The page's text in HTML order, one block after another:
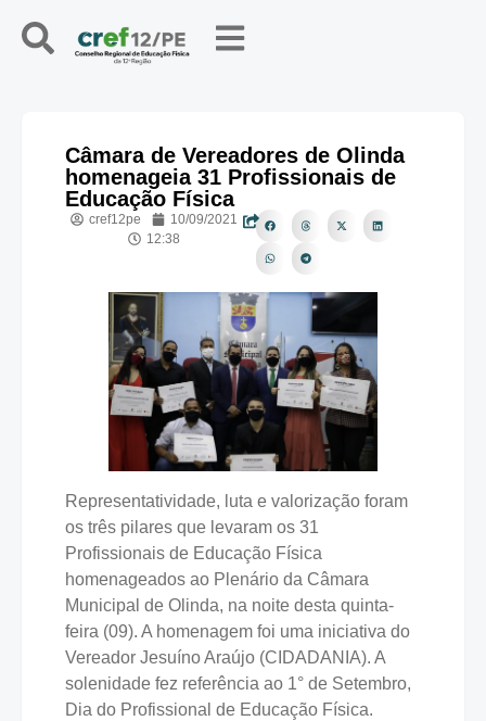
Câmara de Vereadores de Olinda
homenageia 31 Profissionais de
Educação Física
cref12pe
10/09/2021
12:38
Representatividade, luta e valorização foram
os três pilares que levaram os 31
Profissionais de Educação Física
homenageados ao Plenário da Câmara
Municipal de Olinda, na noite desta quinta-
feira (09). A homenagem foi uma iniciativa do
Vereador Jesuíno Araújo (CIDADANIA). A
solenidade fez referência ao 1° de Setembro,
Dia do Profissional de Educação Física.